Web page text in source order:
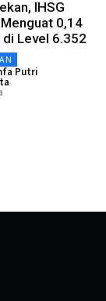
IHSG
0,14
Level 6.352
Putri